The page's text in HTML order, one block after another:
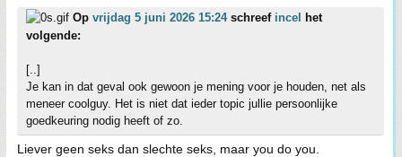
Op vrijdag 5 juni 2026 15:24schreef incel
het
volgende:
[..]
Je kan in dat geval ook gewoon je mening voor je houden, net als
meneer coolguy. Het is niet dat ieder topic jullie persoonlijke
goedkeuring nodig heeft of zo.
Liever geen seks dan slechte seks, maar you do you.